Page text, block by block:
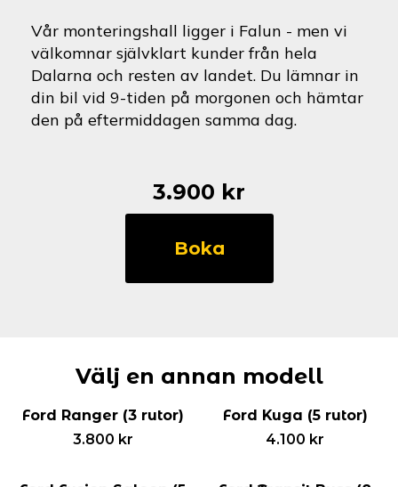
Vår monteringshall ligger i Falun - men vi
välkomnar självklart kunder från hela
Dalarna och resten av landet. Du lämnar in
din bil vid 9-tiden på morgonen och hämtar
den på eftermiddagen samma dag.
3.900 kr
Ford
rutor)
Boka
Välj en annan modell
Ford Ranger (3 rutor)
3.800 kr
Ford Kuga (5 rutor)
4.100 kr